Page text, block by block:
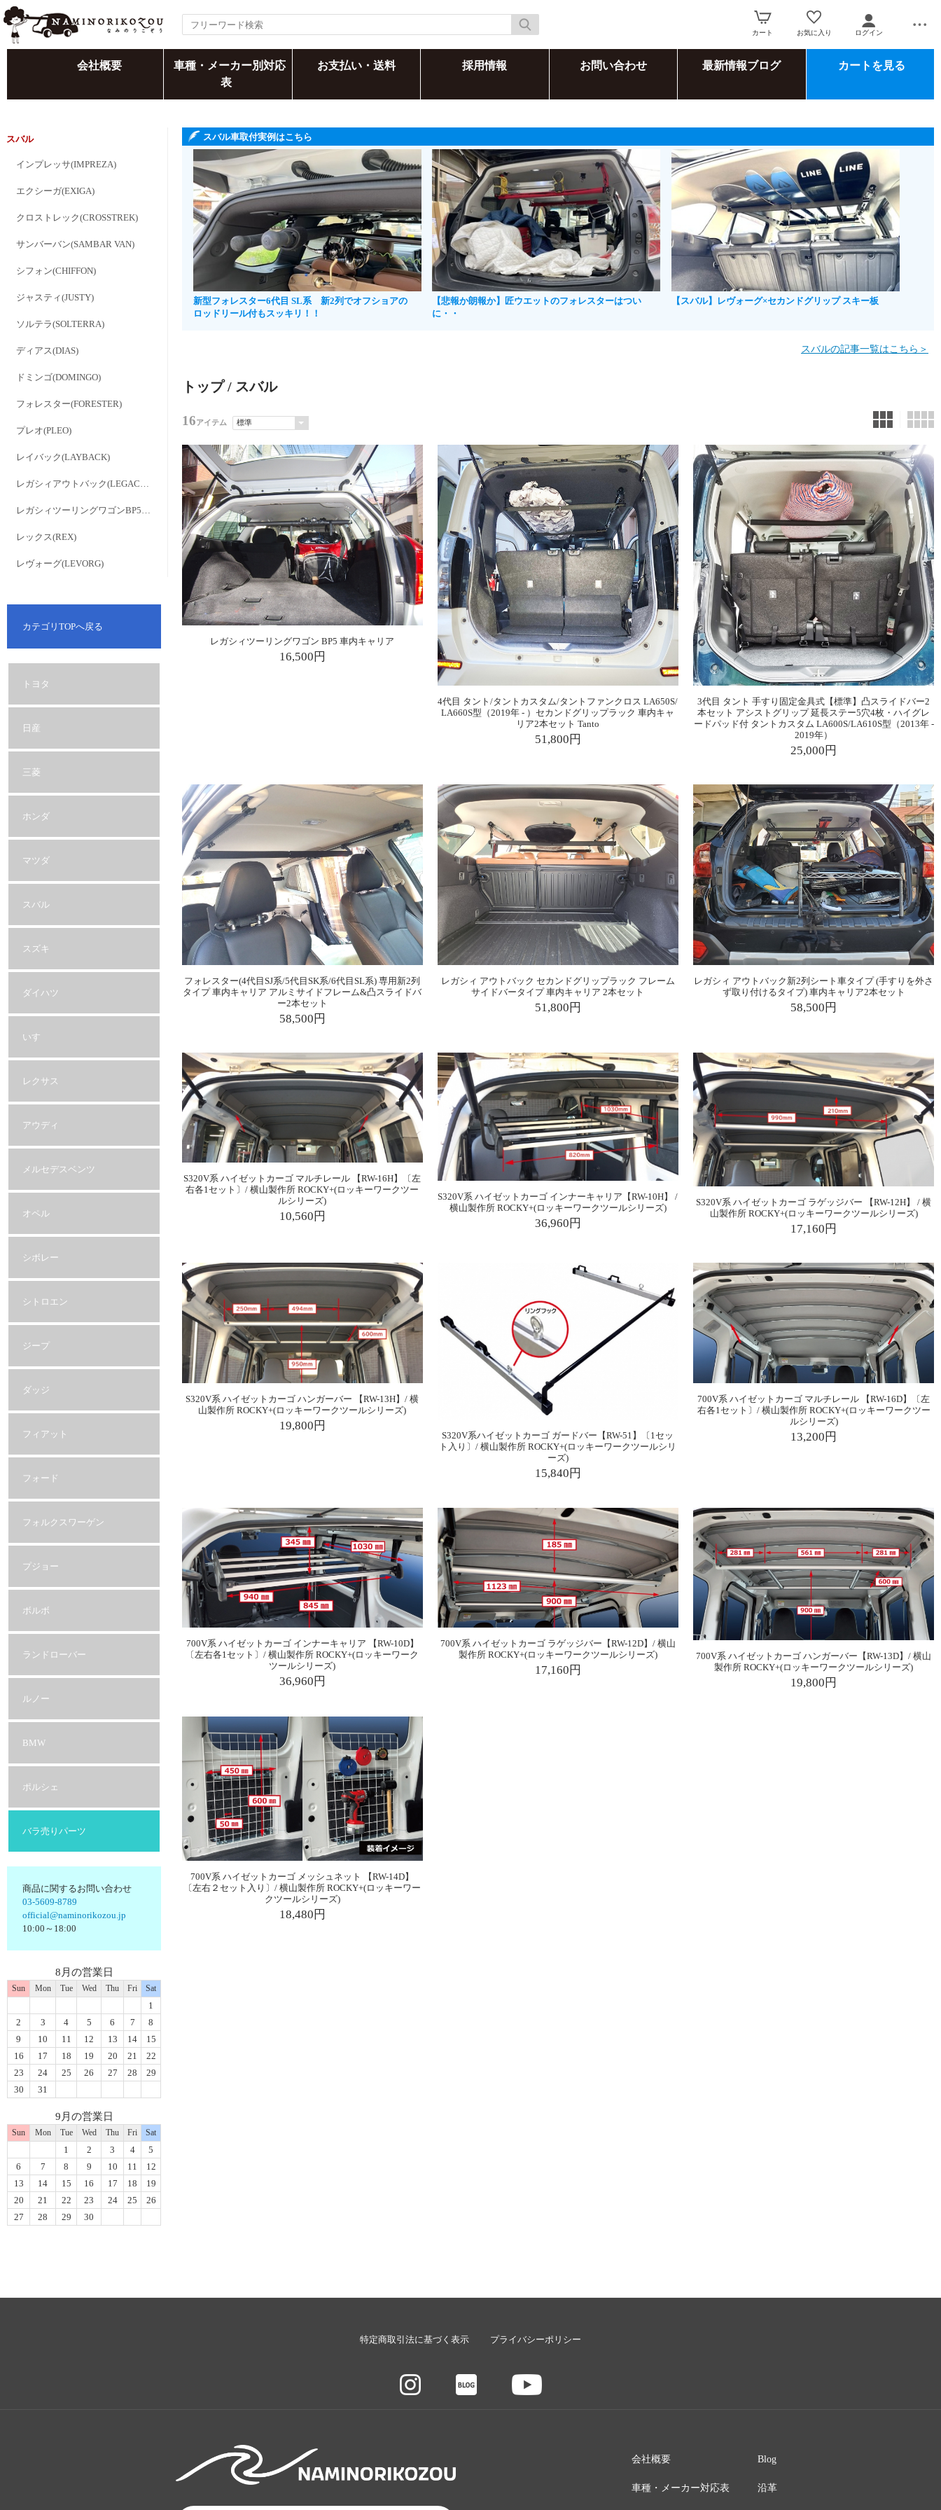
カート お気に入り ログイン
会社概要
車種・メーカー別対応
表
お支払い・送料 採用情報 お問い合わせ 最新情報ブログ カートを見る
スバル
インプレッサ(IMPREZA)
エクシーガ(EXIGA)
クロストレック(CROSSTREK)
サンバーバン(SAMBAR VAN)
シフォン(CHIFFON)
ジャスティ(JUSTY)
ソルテラ(SOLTERRA)
ディアス(DIAS)
ドミンゴ(DOMINGO)
フォレスター(FORESTER)
プレオ(PLEO)
レイバック(LAYBACK)
レガシィアウトバック(LEGACY OUTBACK)
レガシィツーリングワゴンBP5(LEGACY TOURING WAGON BP5)
レックス(REX)
レヴォーグ(LEVORG)
カテゴリTOPへ戻る
トヨタ
日産
三菱
ホンダ
マツダ
スバル
スズキ
ダイハツ
いすゞ
レクサス
アウディ
メルセデスベンツ
オペル
シボレー
シトロエン
ジープ
ダッジ
フィアット
フォード
フォルクスワーゲン
プジョー
ボルボ
ランドローバー
ルノー
BMW
ポルシェ
バラ売りパーツ
商品に関するお問い合わせ
03-5609-8789
official@naminorikozou.jp
10:00～18:00
8月の営業日
Sun Mon Tue Wed Thu Fri Sat
1
2
3 4 5 6 7
8
9
10 11 12 13 14
15
16
17 18 19 20 21
22
23
24 25 26 27 28
29
30
31
9月の営業日
Sun Mon Tue Wed Thu Fri Sat
1 2 3 4
5
6
7 8 9 10 11
12
13
14 15 16 17 18
19
20
21 22 23 24 25
26
27
28 29 30
スバル車取付実例はこちら
新型フォレスター6代目 SL系 新2列でオフショアの
ロッドリール付もスッキリ！！
【悲報か朗報か】匠ウエットのフォレスターはつい
に・・
【スバル】レヴォーグ×セカンドグリップ スキー板
スバルの記事一覧はこちら＞
トップ/ スバル
16アイテム
レガシィツーリングワゴン BP5 車内キャリア
16,500円
4代目 タント/タントカスタム/タントファンクロス LA650S/
LA660S型（2019年 - ）セカンドグリップラック 車内キャ
リア2本セット Tanto
51,800円
3代目 タント 手すり固定金具式【標準】凸スライドバー2
本セット アシストグリップ 延長ステー5穴4枚・ハイグレ
ードパッド付 タントカスタム LA600S/LA610S型（2013年 -
2019年）
25,000円
フォレスター(4代目SJ系/5代目SK系/6代目SL系) 専用新2列
タイプ 車内キャリア アルミサイドフレーム&凸スライドバ
ー2本セット
58,500円
レガシィ アウトバック セカンドグリップラック フレーム
サイドバータイプ 車内キャリア 2本セット
51,800円
レガシィ アウトバック新2列シート車タイプ (手すりを外さ
ず取り付けるタイプ) 車内キャリア2本セット
58,500円
S320V系 ハイゼットカーゴ マルチレール 【RW-16H】〔左
右各1セット〕/ 横山製作所 ROCKY+(ロッキーワークツー
ルシリーズ)
10,560円
S320V系 ハイゼットカーゴ インナーキャリア【RW-10H】 /
横山製作所 ROCKY+(ロッキーワークツールシリーズ)
36,960円
S320V系 ハイゼットカーゴ ラゲッジバー 【RW-12H】 / 横
山製作所 ROCKY+(ロッキーワークツールシリーズ)
17,160円
S320V系 ハイゼットカーゴ ハンガーバー 【RW-13H】/ 横
山製作所 ROCKY+(ロッキーワークツールシリーズ)
19,800円
S320V系ハイゼットカーゴ ガードバー【RW-51】〔1セッ
ト入り〕/ 横山製作所 ROCKY+(ロッキーワークツールシリ
ーズ)
15,840円
700V系 ハイゼットカーゴ マルチレール 【RW-16D】〔左
右各1セット〕/ 横山製作所 ROCKY+(ロッキーワークツー
ルシリーズ)
13,200円
700V系 ハイゼットカーゴ インナーキャリア 【RW-10D】
〔左右各1セット〕/ 横山製作所 ROCKY+(ロッキーワーク
ツールシリーズ)
36,960円
700V系 ハイゼットカーゴ ラゲッジバー【RW-12D】/ 横山
製作所 ROCKY+(ロッキーワークツールシリーズ)
17,160円
700V系 ハイゼットカーゴ ハンガーバー【RW-13D】/ 横山
製作所 ROCKY+(ロッキーワークツールシリーズ)
19,800円
700V系 ハイゼットカーゴ メッシュネット 【RW-14D】
〔左右２セット入り〕/ 横山製作所 ROCKY+(ロッキーワー
クツールシリーズ)
18,480円
特定商取引法に基づく表示 プライバシーポリシー
会社概要
車種・メーカー対応表
Blog
沿革